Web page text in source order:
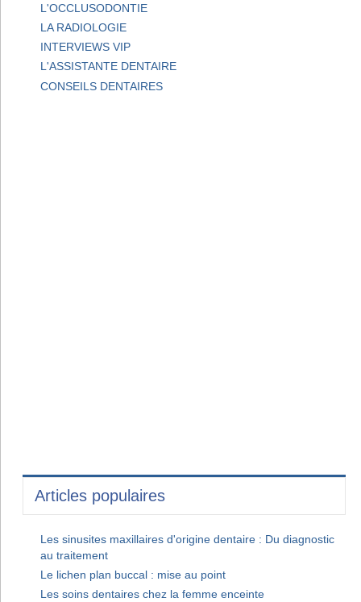
L'OCCLUSODONTIE
LA RADIOLOGIE
INTERVIEWS VIP
L'ASSISTANTE DENTAIRE
CONSEILS DENTAIRES
Articles populaires
Les sinusites maxillaires d'origine dentaire : Du diagnostic
au traitement
Le lichen plan buccal : mise au point
Les soins dentaires chez la femme enceinte